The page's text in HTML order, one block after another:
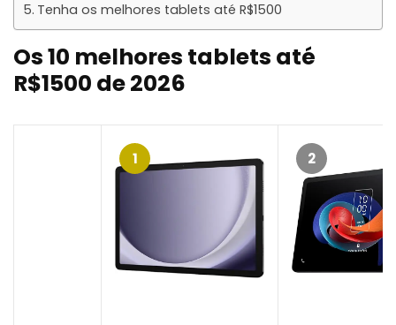
Tenha os melhores tablets até R$1500
Os 10 melhores tablets até
R$1500 de 2026
1 2